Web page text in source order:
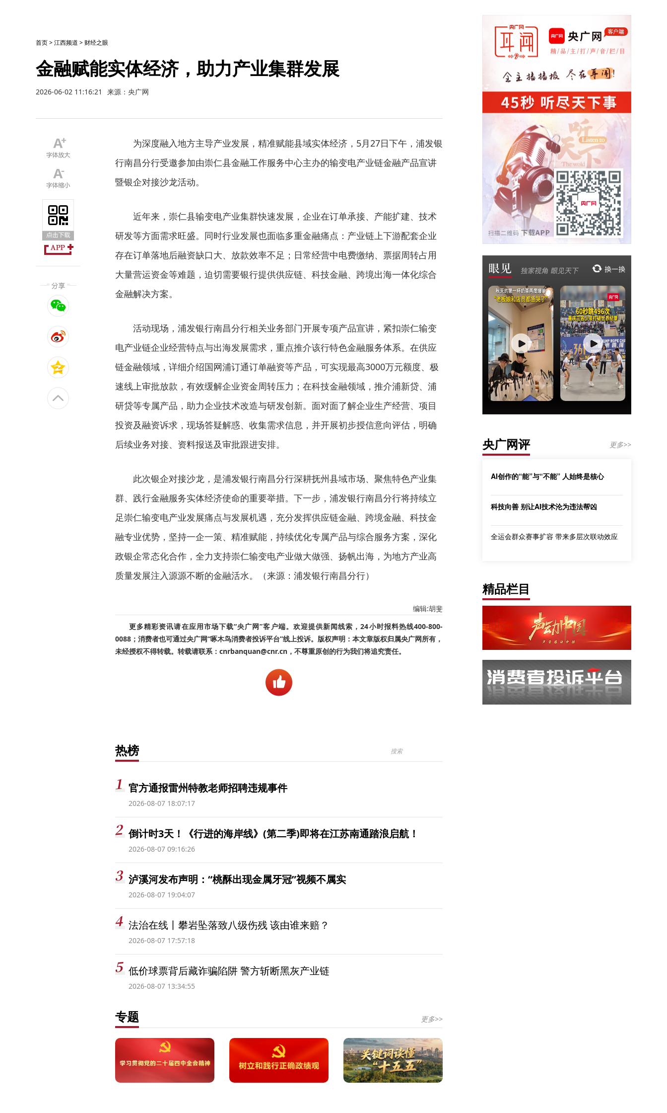
首页>江西频道 > 财经之眼
金融赋能实体经济，助力产业集群发展
2026-06-02 11:16:21 来源：央广网
为深度融入地方主导产业发展，精准赋能县域实体经济，5月27日下午，浦发银
行南昌分行受邀参加由崇仁县金融工作服务中心主办的输变电产业链金融产品宣讲
暨银企对接沙龙活动。
近年来，崇仁县输变电产业集群快速发展，企业在订单承接、产能扩建、技术
研发等方面需求旺盛。同时行业发展也面临多重金融痛点：产业链上下游配套企业
存在订单落地后融资缺口大、放款效率不足；日常经营中电费缴纳、票据周转占用
大量营运资金等难题，迫切需要银行提供供应链、科技金融、跨境出海一体化综合
金融解决方案。
活动现场，浦发银行南昌分行相关业务部门开展专项产品宣讲，紧扣崇仁输变
电产业链企业经营特点与出海发展需求，重点推介该行特色金融服务体系。在供应
链金融领域，详细介绍国网浦订通订单融资等产品，可实现最高3000万元额度、极
速线上审批放款，有效缓解企业资金周转压力；在科技金融领域，推介浦新贷、浦
研贷等专属产品，助力企业技术改造与研发创新。面对面了解企业生产经营、项目
投资及融资诉求，现场答疑解惑、收集需求信息，并开展初步授信意向评估，明确
后续业务对接、资料报送及审批跟进安排。
此次银企对接沙龙，是浦发银行南昌分行深耕抚州县域市场、聚焦特色产业集
群、践行金融服务实体经济使命的重要举措。下一步，浦发银行南昌分行将持续立
足崇仁输变电产业发展痛点与发展机遇，充分发挥供应链金融、跨境金融、科技金
融专业优势，坚持一企一策、精准赋能，持续优化专属产品与综合服务方案，深化
政银企常态化合作，全力支持崇仁输变电产业做大做强、扬帆出海，为地方产业高
质量发展注入源源不断的金融活水。（来源：浦发银行南昌分行）
编辑:胡斐
更多精彩资讯请在应用市场下载“央广网”客户端。欢迎提供新闻线索，24小时报料热线400-800-
0088；消费者也可通过央广网“啄木鸟消费者投诉平台”线上投诉。版权声明：本文章版权归属央广网所有，
未经授权不得转载。转载请联系：cnrbanquan@cnr.cn，不尊重原创的行为我们将追究责任。
热榜
官方通报雷州特教老师招聘违规事件
2026-08-07 18:07:17
倒计时3天！《行进的海岸线》(第二季)即将在江苏南通踏浪启航！
2026-08-07 09:16:26
泸溪河发布声明：“桃酥出现金属牙冠”视频不属实
2026-08-07 19:04:07
法治在线丨攀岩坠落致八级伤残 该由谁来赔？
2026-08-07 17:57:18
低价球票背后藏诈骗陷阱 警方斩断黑灰产业链
2026-08-07 13:34:55
专题 更多>>
央广网评 更多>>
AI创作的“能”与“不能” 人始终是核心
科技向善 别让AI技术沦为违法帮凶
全运会群众赛事扩容 带来多层次联动效应
精品栏目